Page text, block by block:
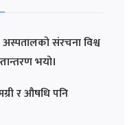
संरचना विश्व
भयो।
र औषधि पनि